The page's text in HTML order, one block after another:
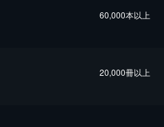
60,000本以上
20,000冊以上